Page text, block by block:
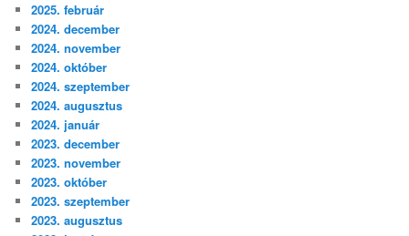
2025. február
2024. december
2024. november
2024. október
2024. szeptember
2024. augusztus
2024. január
2023. december
2023. november
2023. október
2023. szeptember
2023. augusztus